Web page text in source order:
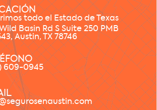
todo el Estado de Texas
Basin Rd S Suite 250 PMB
Austin, TX 78746
609-0945